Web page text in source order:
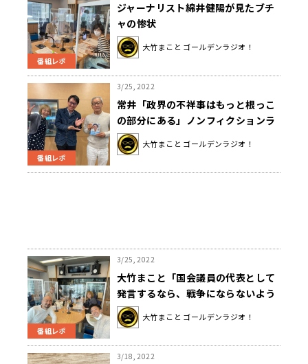
番組レポ
ジャーナリスト綿井健陽が見たブチ
ャの惨状
大竹まこと ゴールデンラジオ！
番組レポ
3/25, 2022
常井「政界の不祥事はもっと根っこ
の部分にある」ノンフィクションラ
イターが語る、河井夫妻選挙違反事
件のもう一つの見え方
大竹まこと ゴールデンラジオ！
番組レポ
3/25, 2022
大竹まこと「国会議員の代表として
発言するなら、戦争にならないよう
に外交努力を続けると言って」山東
昭子の発言に一言
大竹まこと ゴールデンラジオ！
3/18, 2022